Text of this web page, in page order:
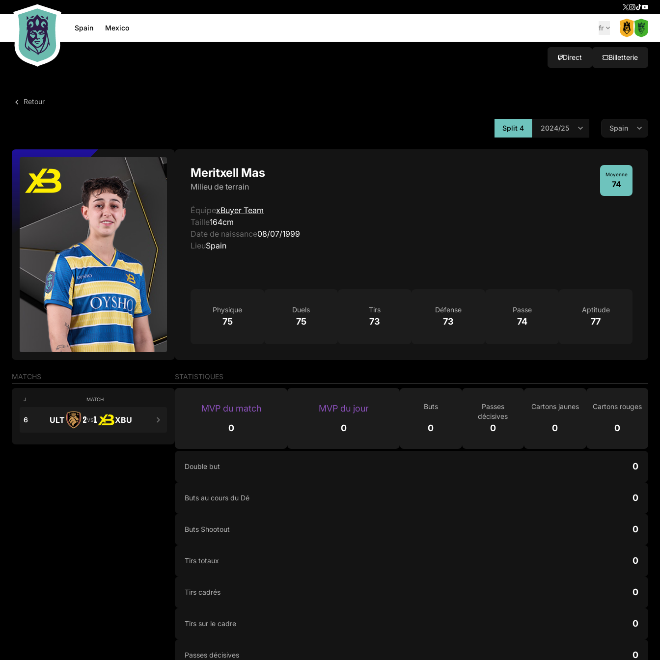
Spain Mexico fr
Direct Billetterie
Retour
Split 4
Meritxell Mas
Milieu de terrain
ÉquipexBuyer Team
Taille164cm
Date de naissance08/07/1999
LieuSpain
Moyenne
74
Physique
75
Duels
75
Tirs
73
Défense
73
Passe
74
Aptitude
77
MATCHS
J MATCH
6 ULT 2VS1 XBU
STATISTIQUES
MVP du match
0
MVP du jour
0
Buts
0
Passes
décisives
0
Cartons jaunes
0
Cartons rouges
0
Double but 0
Buts au cours du Dé 0
Buts Shootout 0
Tirs totaux 0
Tirs cadrés 0
Tirs sur le cadre 0
Passes décisives 0